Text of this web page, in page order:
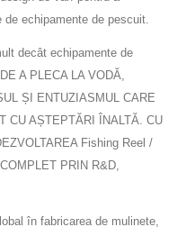
de echipamente de pescuit.
decât echipamente de
A PLECA LA VODĂ,
ȘI ENTUZIASMUL CARE
CU AȘTEPTĂRI ÎNALTĂ. CU
Fishing Reel /
PRIN R&D,
în fabricarea de mulinete,